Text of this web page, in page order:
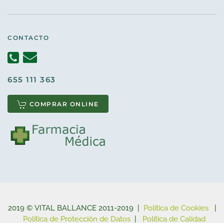
CONTACTO
655 111 363
COMPRAR ONLINE
2019 © VITAL BALLANCE 2011-2019 | Política de Cookies
Política de Protección de Datos
Política de Calidad